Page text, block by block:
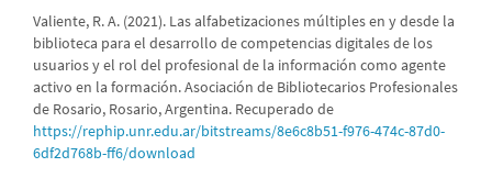
Valiente, R. A. (2021). Las alfabetizaciones múltiples en y desde la
biblioteca para el desarrollo de competencias digitales de los
usuarios y el rol del profesional de la información como agente
activo en la formación. Asociación de Bibliotecarios Profesionales
de Rosario, Rosario, Argentina. Recuperado de
https://rephip.unr.edu.ar/bitstreams/8e6c8b51-f976-474c-87d0-
6df2d768b-ff6/download